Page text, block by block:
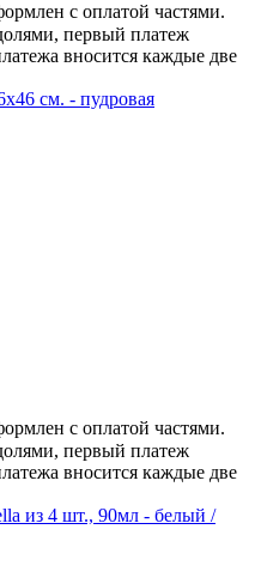
с оплатой частями.
первый платеж
вносится каждые две
см. - пудровая
с оплатой частями.
первый платеж
вносится каждые две
из 4 шт., 90мл - белый /